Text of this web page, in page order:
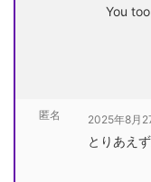
You too
匿名 2025年8月
とりあえ